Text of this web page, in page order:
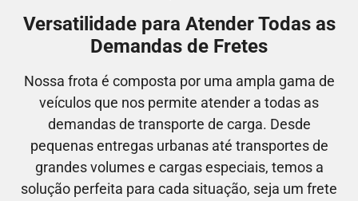
Versatilidade para Atender Todas as
Demandas de Fretes
Nossa frota é composta por uma ampla gama de
veículos que nos permite atender a todas as
demandas de transporte de carga. Desde
pequenas entregas urbanas até transportes de
grandes volumes e cargas especiais, temos a
solução perfeita para cada situação, seja um frete